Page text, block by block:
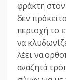
φράκτη
δεν
περιοχή το
να
λέει να
αναζητά